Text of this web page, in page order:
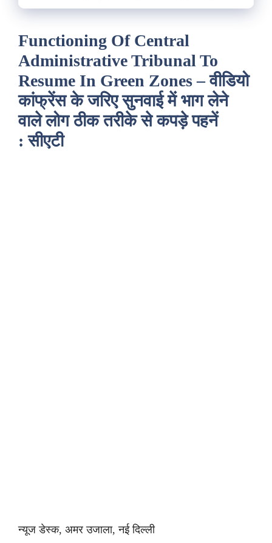
Functioning Of Central
Administrative Tribunal To
Resume In Green Zones – वीडियो
कांफ्रेंस के जरिए सुनवाई में भाग लेने
वाले लोग ठीक तरीके से कपड़े पहनें
: सीएटी
न्यूज डेस्क, अमर उजाला, नई दिल्ली